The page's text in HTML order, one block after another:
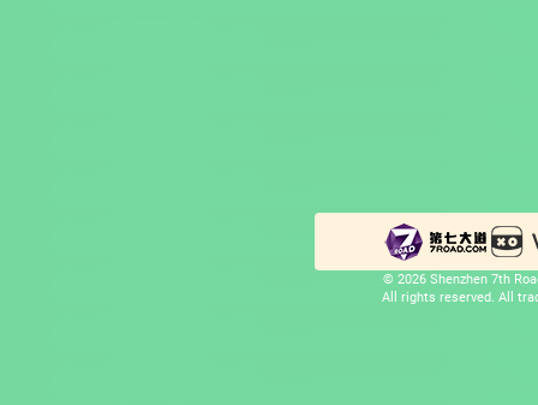
© 2026 Shenzhen 7th
All rights reserved. All